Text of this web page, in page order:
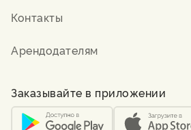
Контакты
Арендодателям
Заказывайте в приложении